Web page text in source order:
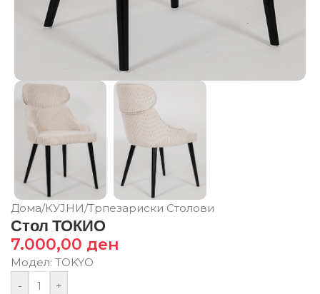
Дома/КУЈНИ/Трпезариски Столови
Стол ТОКИО
7.000,00 ден
Модел: TOKYO
-
+